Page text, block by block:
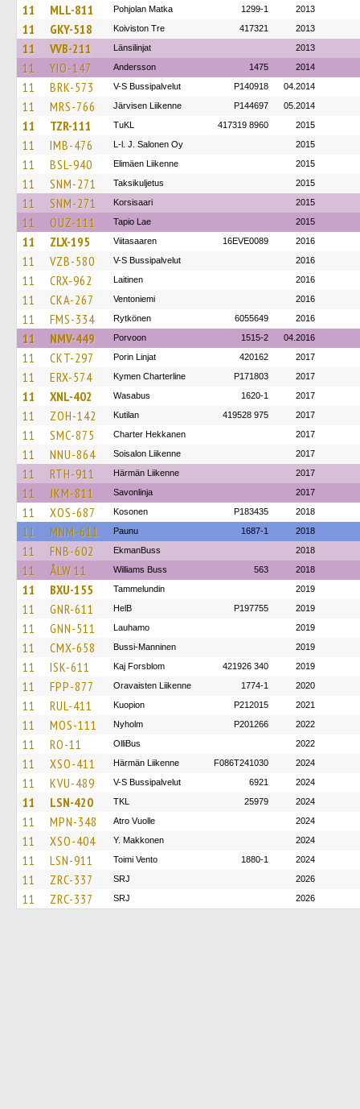
11 MLL-811 Pohjolan Matka 1299-1 2013
11 GKY-518 Koiviston Tre 417321 2013
11 VVB-211 Länsilinjat 2013
11 YIO-147 Andersson 1475 2014
11 BRK-573 V-S Bussipalvelut P140918 04.2014
11 MRS-766 Järvisen Liikenne P144697 05.2014
11 TZR-111 TuKL 417319 8960 2015
11 IMB-476 L-l. J. Salonen Oy 2015
11 BSL-940 Elimäen Liikenne 2015
11 SNM-271 Taksikuljetus 2015
11 SNM-271 Korsisaari 2015
11 OUZ-111 Tapio Lae 2015
11 ZLX-195 Viitasaaren 16EVE0089 2016
11 VZB-580 V-S Bussipalvelut 2016
11 CRX-962 Laitinen 2016
11 CKA-267 Ventoniemi 2016
11 FMS-334 Rytkönen 6055649 2016
11 NMV-449 Porvoon 1515-2 04.2016
11 CKT-297 Porin Linjat 420162 2017
11 ERX-574 Kymen Charterline P171803 2017
11 XNL-402 Wasabus 1620-1 2017
11 ZOH-142 Kutilan 419528 975 2017
11 SMC-875 Charter Hekkanen 2017
11 NNU-864 Soisalon Liikenne 2017
11 RTH-911 Härmän Liikenne 2017
11 JKM-811 Savonlinja 2017
11 XOS-687 Kosonen P183435 2018
11 MNM-611 Paunu 1687-1 2018
11 FNB-602 EkmanBuss 2018
11 ÅLW 11 Williams Buss 563 2018
11 BXU-155 Tammelundin 2019
11 GNR-611 HelB P197755 2019
11 GNN-511 Lauhamo 2019
11 CMX-658 Bussi-Manninen 2019
11 ISK-611 Kaj Forsblom 421926 340 2019
11 FPP-877 Oravaisten Liikenne 1774-1 2020
11 RUL-411 Kuopion P212015 2021
11 MOS-111 Nyholm P201266 2022
11 RO-11 OlliBus 2022
11 XSO-411 Härmän Liikenne F086T241030 2024
11 KVU-489 V-S Bussipalvelut 6921 2024
11 LSN-420 TKL 25979 2024
11 MPN-348 Atro Vuolle 2024
11 XSO-404 Y. Makkonen 2024
11 LSN-911 Toimi Vento 1880-1 2024
11 ZRC-337 SRJ 2026
11 ZRC-337 SRJ 2026